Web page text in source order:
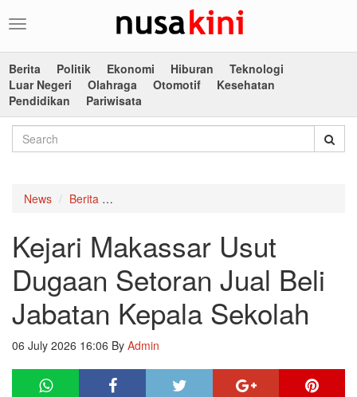
Toggle
Berita
Politik Ekonomi Hiburan
Teknologi
Luar Negeri
Olahraga Otomotif
Kesehatan
Pendidikan
Pariwisata
News Berita
Kejari Makassar Usut
Dugaan Setoran Jual Beli
Jabatan Kepala Sekolah
06 July 2026 16:06 By Admin